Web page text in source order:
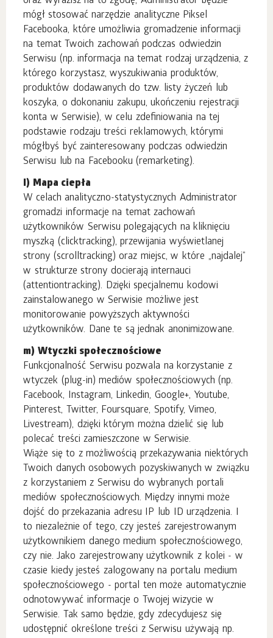
mógł stosować narzędzie analityczne Piksel
Facebooka, które umożliwia gromadzenie informacji
na temat Twoich zachowań podczas odwiedzin
Serwisu (np. informacja na temat rodzaj urządzenia, z
którego korzystasz, wyszukiwania produktów,
produktów dodawanych do tzw. listy życzeń lub
koszyka, o dokonaniu zakupu, ukończeniu rejestracji
konta w Serwisie), w celu zdefiniowania na tej
podstawie rodzaju treści reklamowych, którymi
mógłbyś być zainteresowany podczas odwiedzin
Serwisu lub na Facebooku (remarketing).
l) Mapa ciepła
W celach analityczno-statystycznych Administrator
gromadzi informacje na temat zachowań
użytkowników Serwisu polegających na kliknięciu
myszką (clicktracking), przewijania wyświetlanej
strony (scrolltracking) oraz miejsc, w które „najdalej”
w strukturze strony docierają internauci
(attentiontracking). Dzięki specjalnemu kodowi
zainstalowanego w Serwisie możliwe jest
monitorowanie powyższych aktywności
użytkowników. Dane te są jednak anonimizowane.
m) Wtyczki społecznościowe
Funkcjonalność Serwisu pozwala na korzystanie z
wtyczek (plug-in) mediów społecznościowych (np.
Facebook, Instagram, Linkedin, Google+, Youtube,
Pinterest, Twitter, Foursquare, Spotify, Vimeo,
Livestream), dzięki którym można dzielić się lub
polecać treści zamieszczone w Serwisie.
Wiąże się to z możliwością przekazywania niektórych
Twoich danych osobowych pozyskiwanych w związku
z korzystaniem z Serwisu do wybranych portali
mediów społecznościowych. Między innymi może
dojść do przekazania adresu IP lub ID urządzenia. I
to niezależnie of tego, czy jesteś zarejestrowanym
użytkownikiem danego medium społecznościowego,
czy nie. Jako zarejestrowany użytkownik z kolei - w
czasie kiedy jesteś zalogowany na portalu medium
społecznościowego - portal ten może automatycznie
odnotowywać informacje o Twojej wizycie w
Serwisie. Tak samo będzie, gdy zdecydujesz się
udostępnić określone treści z Serwisu używają np.